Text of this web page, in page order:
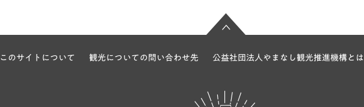
このサイトについて 観光についての問い合わせ先 公益社団法人やまなし観光推進機構とは
富士の国やま